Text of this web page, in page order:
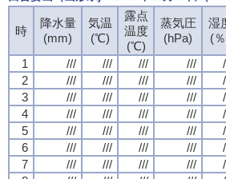
時
降水量
(mm)
気温
(℃)
露点
温度
(℃)
蒸気圧
(hPa)
湿
(
1
/// /// /// ///
2
/// /// /// ///
3
/// /// /// ///
4
/// /// /// ///
5
/// /// /// ///
6
/// /// /// ///
7
/// /// /// ///
時
降水量
(mm)
気温
(℃)
露点
温度
(℃)
蒸気圧
(hPa)
湿
(
1
/// /// /// ///
2
/// /// /// ///
3
/// /// /// ///
4
/// /// /// ///
5
/// /// /// ///
6
/// /// /// ///
7
/// /// /// ///
時
降水量
(mm)
気温
(℃)
露点
温度
(℃)
蒸気圧
(hPa)
湿
(
1
/// /// /// ///
2
/// /// /// ///
3
/// /// /// ///
4
/// /// /// ///
5
/// /// /// ///
6
/// /// /// ///
7
/// /// /// ///
時
降水量
(mm)
気温
(℃)
露点
温度
(℃)
蒸気圧
(hPa)
湿
(
1
/// /// /// ///
2
/// /// /// ///
3
/// /// /// ///
4
/// /// /// ///
5
/// /// /// ///
6
/// /// /// ///
7
/// /// /// ///